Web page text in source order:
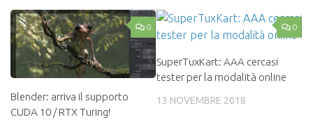
0
Blender: arriva il supporto
CUDA 10 / RTX Turing!
0
SuperTuxKart: AAA cercasi
tester per la modalità online
13 NOVEMBRE 2018